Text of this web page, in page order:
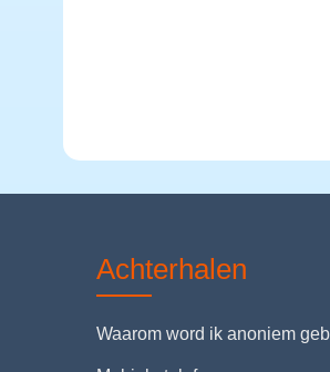
Achterhalen
Waarom word ik anoniem